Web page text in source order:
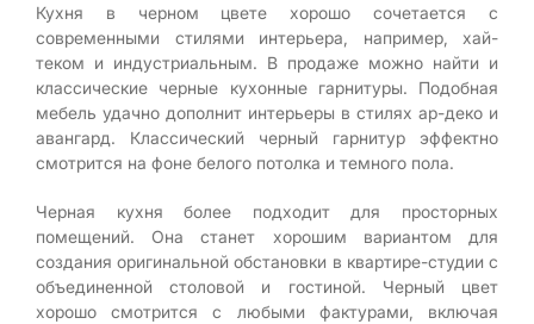
Кухня в черном цвете хорошо сочетается с
современными стилями интерьера, например, хай-
теком и индустриальным. В продаже можно найти и
классические черные кухонные гарнитуры. Подобная
мебель удачно дополнит интерьеры в стилях ар-деко и
авангард. Классический черный гарнитур эффектно
смотрится на фоне белого потолка и темного пола.
Черная кухня более подходит для просторных
помещений. Она станет хорошим вариантом для
создания оригинальной обстановки в квартире-студии с
объединенной столовой и гостиной. Черный цвет
хорошо смотрится с любыми фактурами, включая